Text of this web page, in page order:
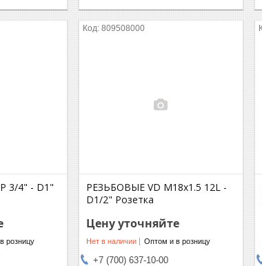
3/4" - D1"
розницу
809508000
РЕЗЬБОВЫЕ VD M18x1.5 12L -
D1/2" Розетка
Цену уточняйте
Нет в наличии Оптом и в розницу
+7 (700) 637-10-00